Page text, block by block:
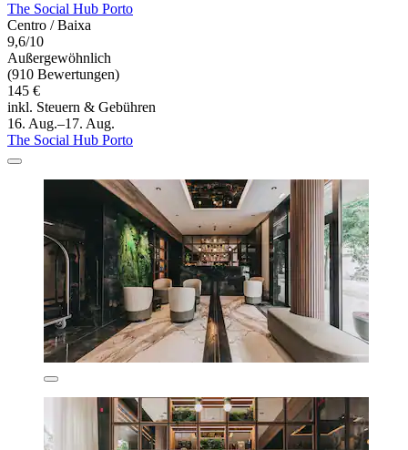
The Social Hub Porto
Centro / Baixa
9,6/10
Außergewöhnlich
(910 Bewertungen)
145 €
inkl. Steuern & Gebühren
16. Aug.–17. Aug.
The Social Hub Porto